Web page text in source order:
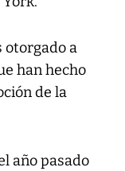
otorgado a
han hecho
de la
año pasado